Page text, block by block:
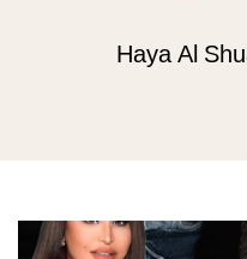
Haya Al